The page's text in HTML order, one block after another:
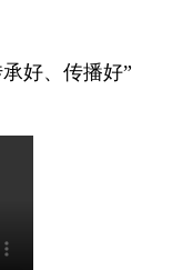
好、传播好”